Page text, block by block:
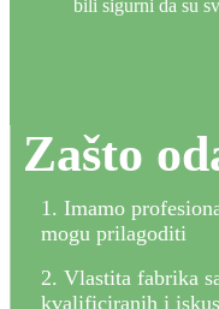
bili sigurni da su
Zašto
1. Imamo
mogu prilagoditi
2. Vlastita fabrika
kvalificiranih i